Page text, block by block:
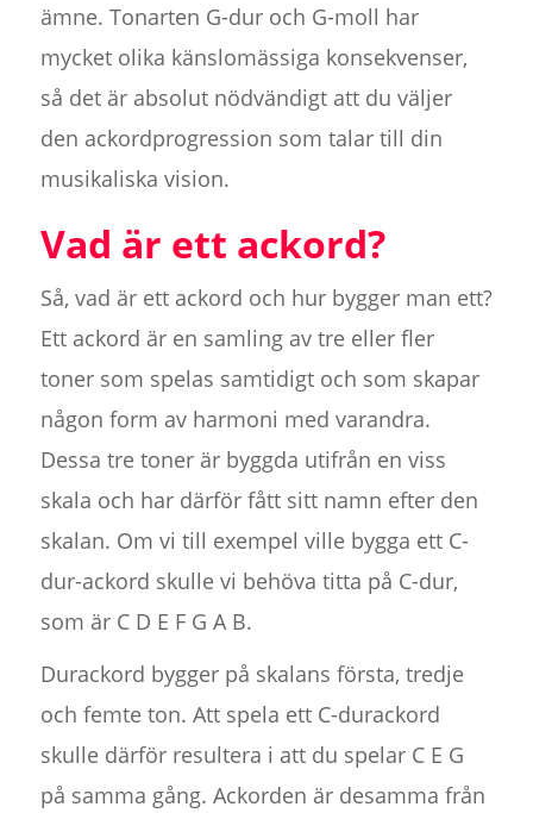
ämne. Tonarten G-dur och G-moll har
mycket olika känslomässiga konsekvenser,
så det är absolut nödvändigt att du väljer
den ackordprogression som talar till din
musikaliska vision.
Vad är ett ackord?
Så, vad är ett ackord och hur bygger man ett?
Ett ackord är en samling av tre eller fler
toner som spelas samtidigt och som skapar
någon form av harmoni med varandra.
Dessa tre toner är byggda utifrån en viss
skala och har därför fått sitt namn efter den
skalan. Om vi till exempel ville bygga ett C-
dur-ackord skulle vi behöva titta på C-dur,
som är C D E F G A B.
Durackord bygger på skalans första, tredje
och femte ton. Att spela ett C-durackord
skulle därför resultera i att du spelar C E G
på samma gång. Ackorden är desamma från